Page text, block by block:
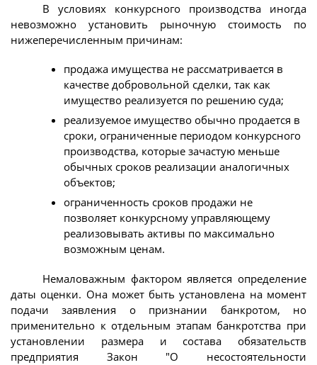
В условиях конкурсного производства иногда
невозможно установить рыночную стоимость по
нижеперечисленным причинам:
продажа имущества не рассматривается в
качестве добровольной сделки, так как
имущество реализуется по решению суда;
реализуемое имущество обычно продается в
сроки, ограниченные периодом конкурсного
производства, которые зачастую меньше
обычных сроков реализации аналогичных
объектов;
ограниченность сроков продажи не
позволяет конкурсному управляющему
реализовывать активы по максимально
возможным ценам.
Немаловажным фактором является определение
даты оценки. Она может быть установлена на момент
подачи заявления о признании банкротом, но
применительно к отдельным этапам банкротства при
установлении размера и состава обязательств
предприятия Закон "О несостоятельности